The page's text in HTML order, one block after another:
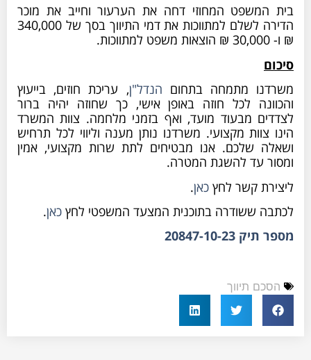
בית המשפט המחוזי דחה את הערעור וחייב את מוכר
הדירה לשלם למתווכות את דמי התיווך בסך של 340,000
₪ ו- 30,000 ₪ הוצאות משפט למתווכות.
סיכום
משרדנו מתמחה בתחום הנדל"ן, עריכת חוזים, בייעוץ
והכוונה לכל חוזה באופן אישי, כך שחוזה יהיה ברור
לצדדים מבעוד מועד, ואף בזמני מלחמה. צוות המשרד
הינו צוות מקצועי. משרדנו נותן מענה וליווי לכל תרחיש
ושאלה שלכם. אנו מבטיחים לתת שרות מקצועי, אמין
ומסור עד להשגת המטרה.
ליצירת קשר לחץ כאן.
לכתבה ששודרה בתוכנית המצעד המשפטי לחץ כאן.
מספר תיק 20847-10-23
הסכם תיווך